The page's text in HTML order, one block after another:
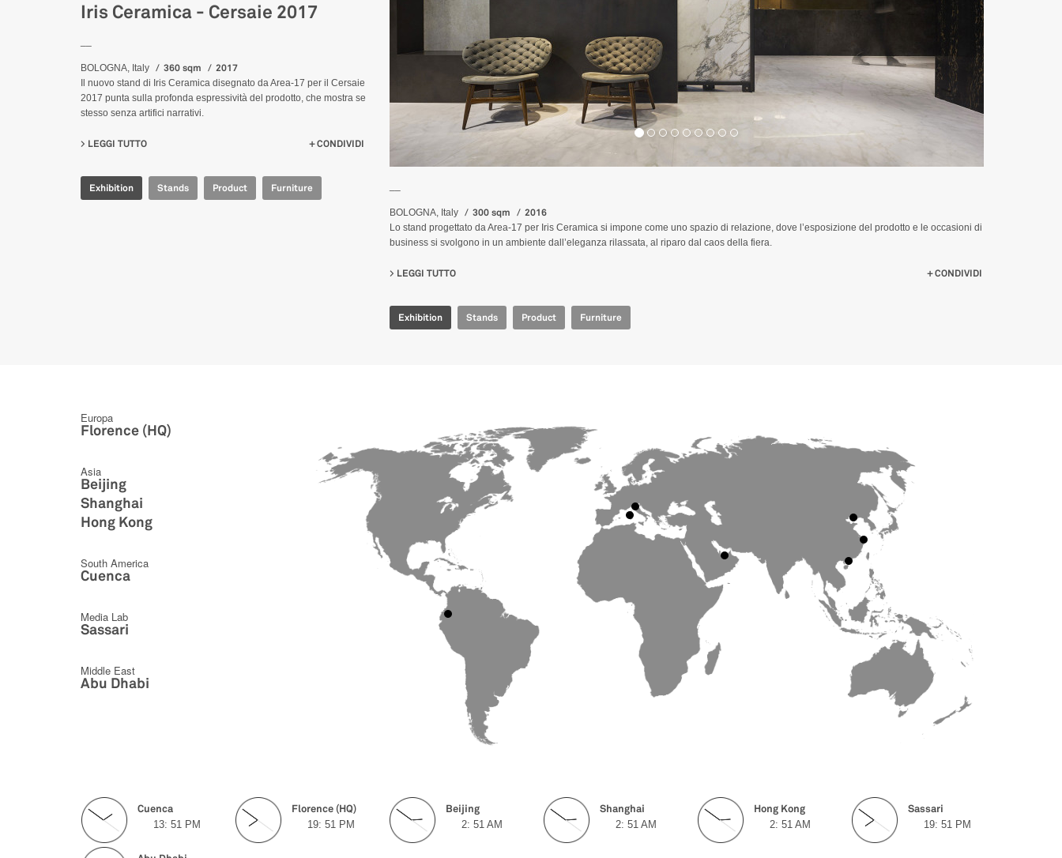
Iris Ceramica - Cersaie 2017
BOLOGNA, Italy 360 sqm 2017
Il nuovo stand di Iris Ceramica disegnato da Area-17 per il Cersaie
2017 punta sulla profonda espressività del prodotto, che mostra se
stesso senza artifici narrativi.
LEGGI TUTTO CONDIVIDI
Exhibition Stands Product Furniture
BOLOGNA, Italy 300 sqm 2016
Lo stand progettato da Area-17 per Iris Ceramica si impone come uno spazio di relazione, dove l’esposizione del prodotto e le occasioni di
business si svolgono in un ambiente dall’eleganza rilassata, al riparo dal caos della fiera.
LEGGI TUTTO CONDIVIDI
Exhibition Stands Product Furniture
Europa
Florence (HQ)
Asia
Beijing
Shanghai
Hong Kong
South America
Cuenca
Media Lab
Sassari
Middle East
Abu Dhabi
Cuenca
13: 51 PM
Florence (HQ)
19: 51 PM
Beijing
2: 51 AM
Shanghai
2: 51 AM
Hong Kong
2: 51 AM
Sassari
19: 51 PM